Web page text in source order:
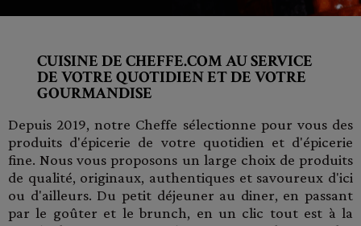
CUISINE DE CHEFFE.COM AU SERVICE
DE VOTRE QUOTIDIEN ET DE VOTRE
GOURMANDISE
Depuis 2019, notre Cheffe sélectionne pour vous des
produits d'épicerie de votre quotidien et d'épicerie
fine. Nous vous proposons un large choix de produits
de qualité, originaux, authentiques et savoureux d'ici
ou d'ailleurs. Du petit déjeuner au diner, en passant
par le goûter et le brunch, en un clic tout est à la